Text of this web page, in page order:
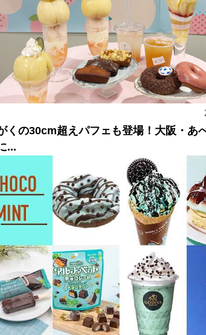
くの30cm超えパフェも登場！大阪・あ
...